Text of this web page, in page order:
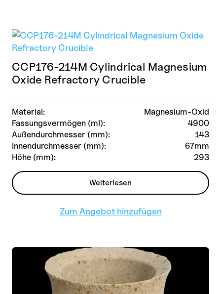
Material:
Magnesium-Oxid
Fassungsvermögen (ml):
4900
Außendurchmesser (mm):
143
Innendurchmesser (mm):
67mm
Höhe (mm):
293
CCP176-214M Cylindrical Magnesium
Oxide Refractory Crucible
Weiterlesen
Zum Angebot hinzufügen